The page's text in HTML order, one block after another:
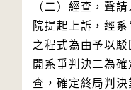
（二）經查，聲
院提起上訴，經
之程式為由予以
開系爭判決二為
查，確定終局判